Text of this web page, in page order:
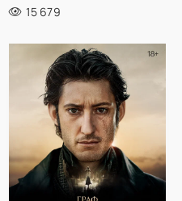
15 679